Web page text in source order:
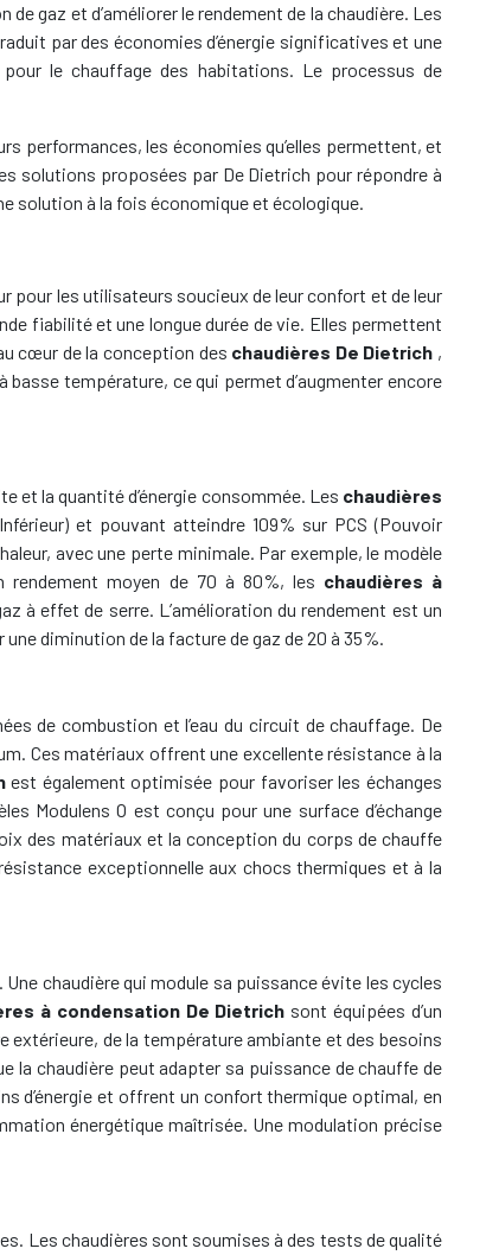
gaz et d’améliorer le rendement de la chaudière. Les
par des économies d’énergie significatives et une
le chauffage des habitations. Le processus de
performances, les économies qu’elles permettent, et
solutions proposées par De Dietrich pour répondre à
solution à la fois économique et écologique.
pour les utilisateurs soucieux de leur confort et de leur
fiabilité et une longue durée de vie. Elles permettent
cœur de la conception des chaudières De Dietrich ,
température, ce qui permet d’augmenter encore
et la quantité d’énergie consommée. Les chaudières
et pouvant atteindre 109% sur PCS (Pouvoir
avec une perte minimale. Par exemple, le modèle
rendement moyen de 70 à 80%, les chaudières à
à effet de serre. L’amélioration du rendement est un
diminution de la facture de gaz de 20 à 35%.
de combustion et l’eau du circuit de chauffage. De
Ces matériaux offrent une excellente résistance à la
est également optimisée pour favoriser les échanges
Modulens O est conçu pour une surface d’échange
des matériaux et la conception du corps de chauffe
exceptionnelle aux chocs thermiques et à la
chaudière qui module sa puissance évite les cycles
à condensation De Dietrich sont équipées d’un
extérieure, de la température ambiante et des besoins
la chaudière peut adapter sa puissance de chauffe de
d’énergie et offrent un confort thermique optimal, en
énergétique maîtrisée. Une modulation précise
Les chaudières sont soumises à des tests de qualité